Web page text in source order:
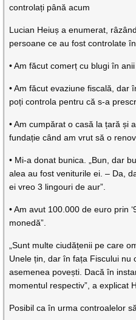
controlați până acum
Lucian Heiuș a enumerat,
persoane ce au fost controlate
• Am făcut comerț cu blugi în anii
• Am făcut evaziune fiscală, dar
poți controla pentru că s-a
• Am cumpărat o casă la țară și
fundație când am vrut să o
• Mi-a donat bunica. „Bun, dar
alea au fost veniturile ei. – Da,
ei vreo 3 lingouri de aur”.
• Am avut 100.000 de euro prin
monedă”.
„Sunt multe ciudățenii pe care
Unele țin, dar în fața Fiscului nu
asemenea povești. Dacă în
momentul respectiv”, a explicat
Posibil ca în urma controalelor